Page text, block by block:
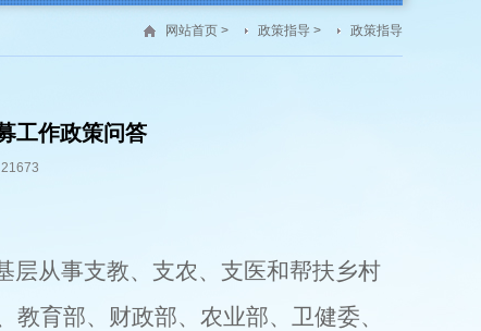
网站首页 > 政策指导 > 政策指导
工作政策问答
层从事支教、支农、支医和帮扶乡村
育部、财政部、农业部、卫健委、